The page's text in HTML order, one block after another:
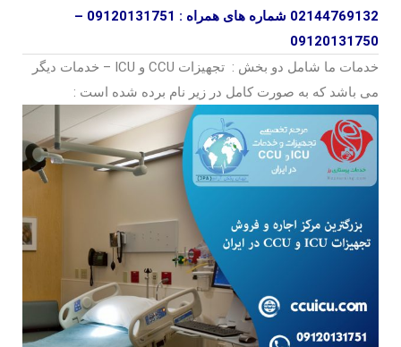
02144769132
شماره های همراه : 09120131751 –
09120131750
خدمات ما شامل دو بخش : تجهیزات CCU و ICU – خدمات دیگر
می باشد که به صورت کامل در زیر نام برده شده است :